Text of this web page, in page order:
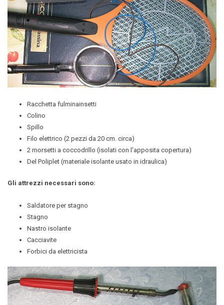
Racchetta fulminainsetti
Colino
Spillo
Filo elettrico (2 pezzi da 20 cm. circa)
2 morsetti a coccodrillo (isolati con l’apposita copertura)
Del Poliplet (materiale isolante usato in idraulica)
Gli attrezzi necessari sono:
Saldatore per stagno
Stagno
Nastro isolante
Cacciavite
Forbici da elettricista